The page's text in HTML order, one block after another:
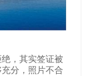
，其实签证被
分，照片不合